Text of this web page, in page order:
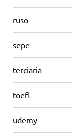
ruso
sepe
terciaria
toefl
udemy